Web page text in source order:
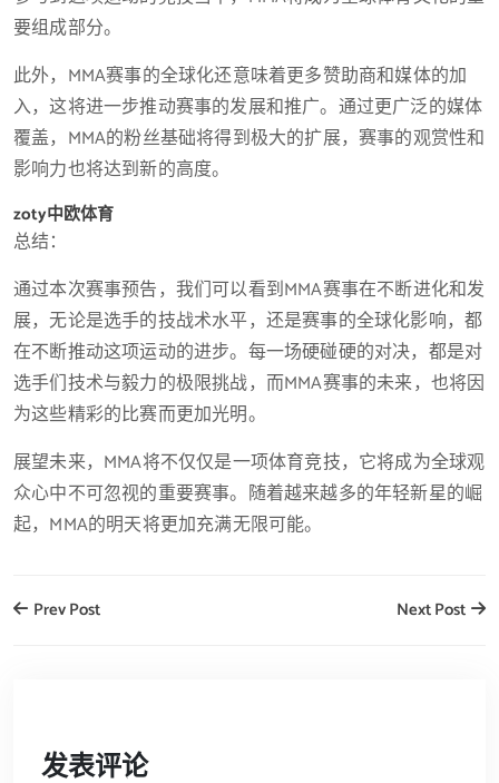
要组成部分。
此外，MMA赛事的全球化还意味着更多赞助商和媒体的加
入，这将进一步推动赛事的发展和推广。通过更广泛的媒体
覆盖，MMA的粉丝基础将得到极大的扩展，赛事的观赏性和
影响力也将达到新的高度。
zoty中欧体育
总结：
通过本次赛事预告，我们可以看到MMA赛事在不断进化和发
展，无论是选手的技战术水平，还是赛事的全球化影响，都
在不断推动这项运动的进步。每一场硬碰硬的对决，都是对
选手们技术与毅力的极限挑战，而MMA赛事的未来，也将因
为这些精彩的比赛而更加光明。
展望未来，MMA将不仅仅是一项体育竞技，它将成为全球观
众心中不可忽视的重要赛事。随着越来越多的年轻新星的崛
起，MMA的明天将更加充满无限可能。
Prev Post Next Post
发表评论